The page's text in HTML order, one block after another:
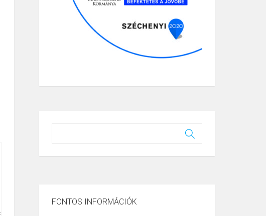
FONTOS INFORMÁCIÓK